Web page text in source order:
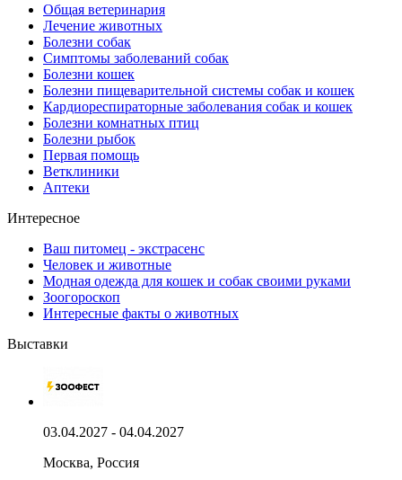
Общая ветеринария
Лечение животных
Болезни собак
Симптомы заболеваний собак
Болезни кошек
Болезни пищеварительной системы собак и кошек
Кардиореспираторные заболевания собак и кошек
Болезни комнатных птиц
Болезни рыбок
Первая помощь
Ветклиники
Аптеки
Интересное
Ваш питомец - экстрасенс
Человек и животные
Модная одежда для кошек и собак своими руками
Зоогороскоп
Интересные факты о животных
Выставки
03.04.2027 - 04.04.2027
Москва, Россия